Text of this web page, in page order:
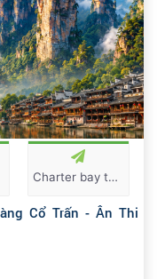
Charter bay thẳng
Cổ Trấn - Ân Thi